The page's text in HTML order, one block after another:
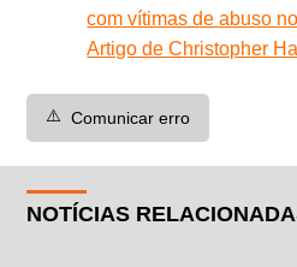
com vítimas de abuso
Artigo de Christopher
⚠️ Comunicar erro
NOTÍCIAS